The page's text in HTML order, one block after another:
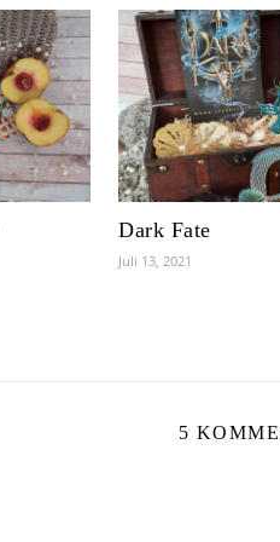
Dark Fate
Juli 13, 2021
5